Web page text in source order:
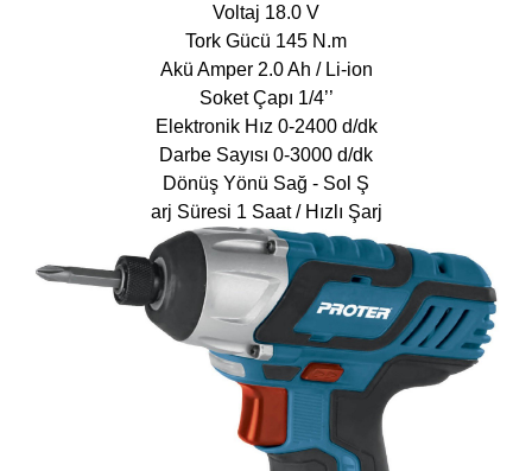
Voltaj 18.0 V
Tork Gücü 145 N.m
Akü Amper 2.0 Ah / Li-ion
Soket Çapı 1/4’’
Elektronik Hız 0-2400 d/dk
Darbe Sayısı 0-3000 d/dk
Dönüş Yönü Sağ - Sol Ş
arj Süresi 1 Saat / Hızlı Şarj